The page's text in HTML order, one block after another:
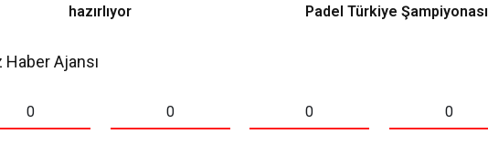
hazırlıyor
Padel Türkiye Şampiyonası
Ajansı
0 0 0 0